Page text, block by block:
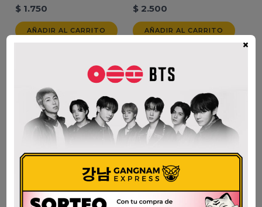
$ 1.750
AÑADIR AL CARRITO
$2.500
AÑADIR AL CARRITO
×